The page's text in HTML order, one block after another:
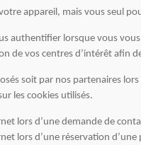
appareil, mais vous seul
authentifier lorsque vous
de vos centres d’intérêt afin
soit par nos partenaires
les cookies utilisés.
lors d’une demande de
lors d’une réservation